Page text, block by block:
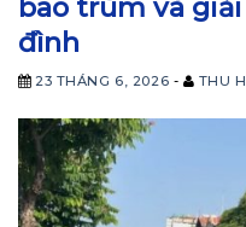
bao trùm và
đình
23 THÁNG 6, 2026 - THU